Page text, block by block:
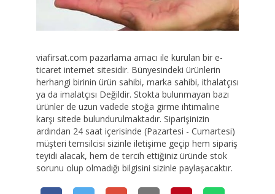
viafirsat.com pazarlama amacı ile kurulan bir e-
ticaret internet sitesidir. Bünyesindeki ürünlerin
herhangi birinin ürün sahibi, marka sahibi, ithalatçısı
ya da imalatçısı Değildir. Stokta bulunmayan bazı
ürünler de uzun vadede stoğa girme ihtimaline
karşı sitede bulundurulmaktadır. Siparişinizin
ardından 24 saat içerisinde (Pazartesi - Cumartesi)
müşteri temsilcisi sizinle iletişime geçip hem sipariş
teyidi alacak, hem de tercih ettiğiniz üründe stok
sorunu olup olmadığı bilgisini sizinle paylaşacaktır.